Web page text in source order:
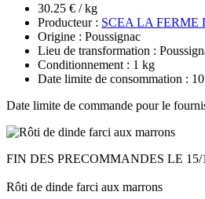
30.25 € / kg
Producteur : SCEA LA
Origine : Poussignac
Lieu de transformation :
Conditionnement : 1 kg
Date limite de consommation :
Date limite de commande pour le
FIN DES PRECOMMANDES LE 15/
Rôti de dinde farci aux marrons